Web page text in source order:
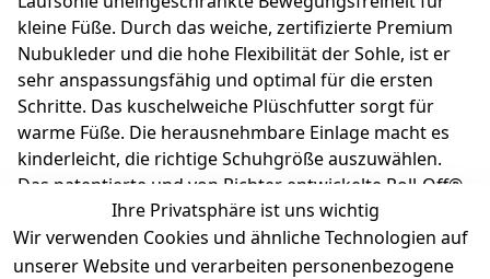
kleine Füße. Durch das weiche, zertifizierte Premium
Nubukleder und die hohe Flexibilität der Sohle, ist er
sehr anspassungsfähig und optimal für die ersten
Schritte. Das kuschelweiche Plüschfutter sorgt für
warme Füße. Die herausnehmbare Einlage macht es
kinderleicht, die richtige Schuhgröße auszuwählen.
Das patentierte und von Richter entwickelte Roll-Off®-
System garantiert eine flexible Sohle, die das
natürliche Wachstum der Füße unterstützt. Richter
Kinderschuhe - Kids shoes since 1893.
Ihre Privatsphäre ist uns wichtig
Wir verwenden Cookies und ähnliche Technologien auf
unserer Website und verarbeiten personenbezogene